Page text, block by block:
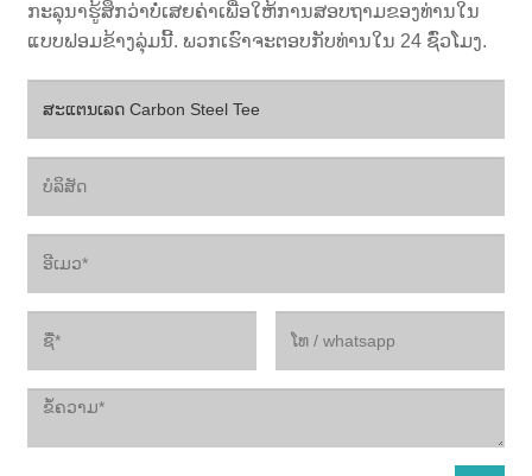
ກະລຸນາຮູ້ສຶກວ່າບໍ່ເສຍຄ່າເພື່ອໃຫ້ການສອບຖາມຂອງທ່ານໃນ
ແບບຟອມຂ້າງລຸ່ມນີ້. ພວກເຮົາຈະຕອບກັບທ່ານໃນ 24 ຊົ່ວໂມງ.